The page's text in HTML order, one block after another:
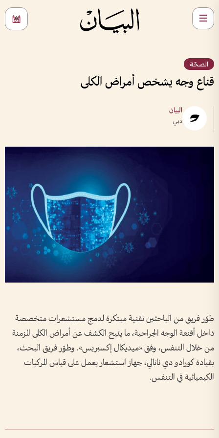
الصحّة
قناع وجه يشخص أمراض الكلى
البيان
دبي
طوّر فريق من الباحثين تقنية مبتكرة لدمج مستشعرات متخصصة
داخل أقنعة الوجه الجراحية، ما يتيح الكشف عن أمراض الكلى المزمنة
من خلال التنفس، وفق «ميديكال إكسبريس». وطوّر فريق البحث،
بقيادة كورادو دي ناتالي، جهاز استشعار يعمل على قياس المركبات
الكيميائية في التنفس.